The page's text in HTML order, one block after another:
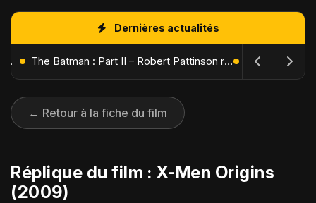
Dernières actualités
L'Âge de Glace : Le Réveil du Volcan – Manny, Sid et Diego de retour pour une aventure explosive The Batman : Part II – Robert Pattinson replonge dans les ténèbres de Gotham dès octobre 2027
← Retour à la fiche du film
Réplique du film : X-Men Origins
(2009)